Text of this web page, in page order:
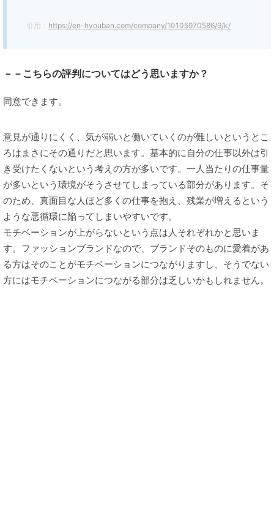
引用： https://en-hyouban.com/company/10105970586/9/k/
－－こちらの評判についてはどう思いますか？
同意できます。
意見が通りにくく、気が弱いと働いていくのが難しいというとこ
ろはまさにその通りだと思います。基本的に自分の仕事以外は引
き受けたくないという考えの方が多いです。一人当たりの仕事量
が多いという環境がそうさせてしまっている部分があります。そ
のため、真面目な人ほど多くの仕事を抱え、残業が増えるという
ような悪循環に陥ってしまいやすいです。
モチベーションが上がらないという点は人それぞれかと思いま
す。ファッションブランドなので、ブランドそのものに愛着があ
る方はそのことがモチベーションにつながりますし、そうでない
方にはモチベーションにつながる部分は乏しいかもしれません。